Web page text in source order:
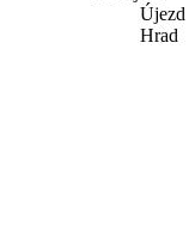
Újezd
Hrad